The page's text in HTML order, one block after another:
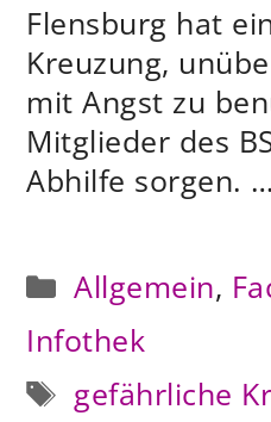
Flensburg hat
Kreuzung,
mit Angst zu
Mitglieder des
Abhilfe sorgen. …
Kategorien
Allgemein,
Infothek
Schlagwörter
gefährliche